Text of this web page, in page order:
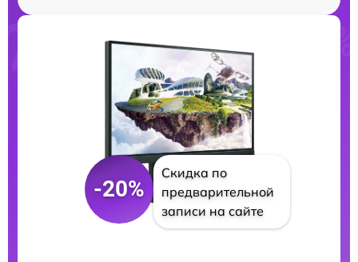
-20%
Скидка по
предварительной
записи на сайте